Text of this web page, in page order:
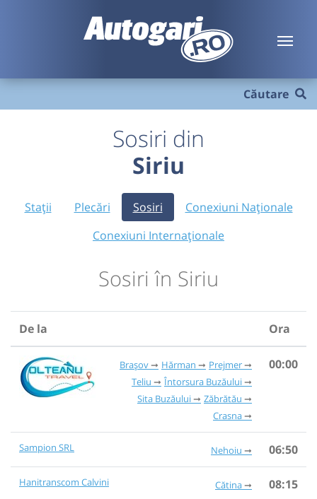
Căutare
Sosiri din
Siriu
Stații Plecări Sosiri
Conexiuni Naționale
Conexiuni Internaționale
Sosiri în Siriu
De la Ora
Brașov Hărman
Prejmer
Teliu
Întorsura Buzăului
Sita Buzăului
Zăbrătău
Crasna
00:00
Sampion SRL Nehoiu 06:50
Hanitranscom Calvini Cătina 08:15